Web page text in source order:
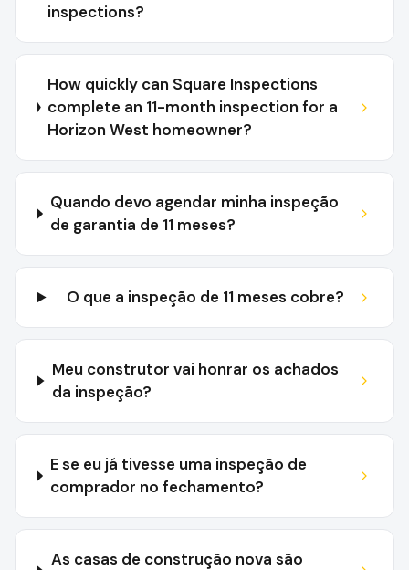
inspections?
How quickly can Square Inspections
complete an 11-month inspection for a
Horizon West homeowner?
Quando devo agendar minha inspeção
de garantia de 11 meses?
O que a inspeção de 11 meses cobre?
Meu construtor vai honrar os achados
da inspeção?
E se eu já tivesse uma inspeção de
comprador no fechamento?
As casas de construção nova são